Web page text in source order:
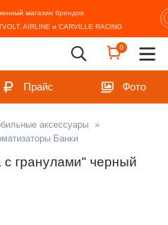
магазин брендов
AIRLINE и CARVILLE RACING
0
Прайс Фото
аксессуары »
Банки
гранулами" черный